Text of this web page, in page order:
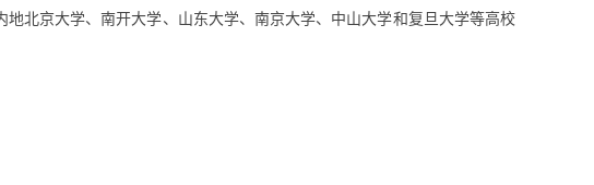
北京大学、南开大学、山东大学、南京大学、中山大学和复旦大学等高校